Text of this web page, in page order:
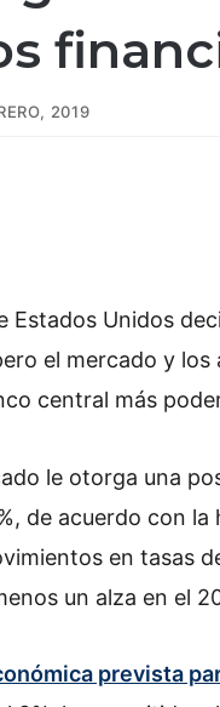
2019
Estados Unidos
el mercado y
central más
le otorga una
de acuerdo con
en tasas
un alza en el
prevista